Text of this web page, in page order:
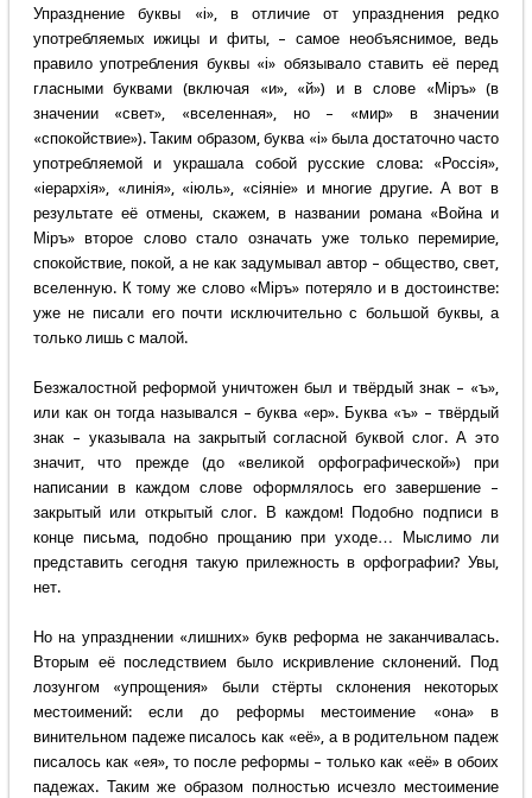
Упразднение буквы «i», в отличие от упразднения редко
употребляемых ижицы и фиты, – самое необъяснимое, ведь
правило употребления буквы «i» обязывало ставить её перед
гласными буквами (включая «и», «й») и в слове «Мiръ» (в
значении «свет», «вселенная», но – «мир» в значении
«спокойствие»). Таким образом, буква «i» была достаточно часто
употребляемой и украшала собой русские слова: «Россiя»,
«iерархiя», «линiя», «iюль», «сiянiе» и многие другие. А вот в
результате её отмены, скажем, в названии романа «Война и
Мiръ» второе слово стало означать уже только перемирие,
спокойствие, покой, а не как задумывал автор – общество, свет,
вселенную. К тому же слово «Мiръ» потеряло и в достоинстве:
уже не писали его почти исключительно с большой буквы, а
только лишь с малой.
Безжалостной реформой уничтожен был и твёрдый знак – «ъ»,
или как он тогда назывался – буква «ер». Буква «ъ» – твёрдый
знак – указывала на закрытый согласной буквой слог. А это
значит, что прежде (до «великой орфографической») при
написании в каждом слове оформлялось его завершение –
закрытый или открытый слог. В каждом! Подобно подписи в
конце письма, подобно прощанию при уходе… Мыслимо ли
представить сегодня такую прилежность в орфографии? Увы,
нет.
Но на упразднении «лишних» букв реформа не заканчивалась.
Вторым её последствием было искривление склонений. Под
лозунгом «упрощения» были стёрты склонения некоторых
местоимений: если до реформы местоимение «она» в
винительном падеже писалось как «её», а в родительном падеж
писалось как «ея», то после реформы – только как «её» в обоих
падежах. Таким же образом полностью исчезло местоимение